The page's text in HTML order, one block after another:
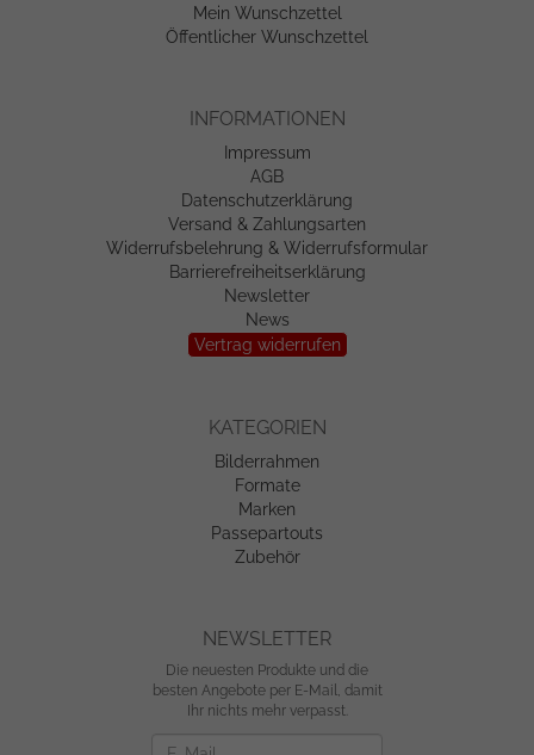
Mein Wunschzettel
Öffentlicher Wunschzettel
INFORMATIONEN
Impressum
AGB
Datenschutzerklärung
Versand & Zahlungsarten
Widerrufsbelehrung & Widerrufsformular
Barrierefreiheitserklärung
Newsletter
News
Vertrag widerrufen
KATEGORIEN
Bilderrahmen
Formate
Marken
Passepartouts
Zubehör
NEWSLETTER
Die neuesten Produkte und die
besten Angebote per E-Mail, damit
Ihr nichts mehr verpasst.